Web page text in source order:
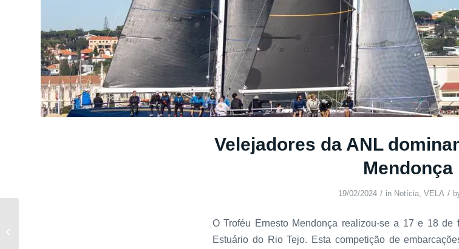
Velejadores da ANL
Mendonça
19/02/2024 / in Notícia, VELA /
O Troféu Ernesto Mendonça realizou-se a 17 e 18 de
Estuário do Rio Tejo. Esta competição de